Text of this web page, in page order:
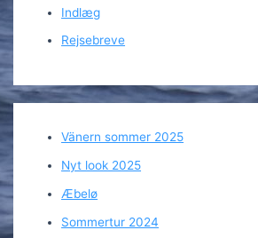
Indlæg
Rejsebreve
Vänern sommer 2025
Nyt look 2025
Æbelø
Sommertur 2024